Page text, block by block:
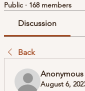
Public · 168 members
Discussion
Back
Anonymous
August 6,